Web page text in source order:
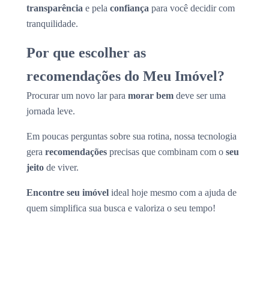
transparência e pela confiança para você decidir com
tranquilidade.
Por que escolher as
recomendações do Meu Imóvel?
Procurar um novo lar para morar bem deve ser uma
jornada leve.
Em poucas perguntas sobre sua rotina, nossa tecnologia
gera recomendações precisas que combinam com o seu
jeito de viver.
Encontre seu imóvel ideal hoje mesmo com a ajuda de
quem simplifica sua busca e valoriza o seu tempo!